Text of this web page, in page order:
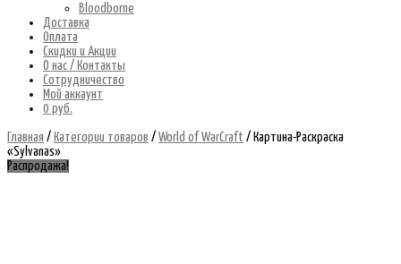
Bloodborne
Доставка
Оплата
Скидки и Акции
О нас / Контакты
Сотрудничество
Мой аккаунт
0 руб.
Главная / Категории товаров / World of WarCraft / Картина-Раскраска
«Sylvanas»
Распродажа!